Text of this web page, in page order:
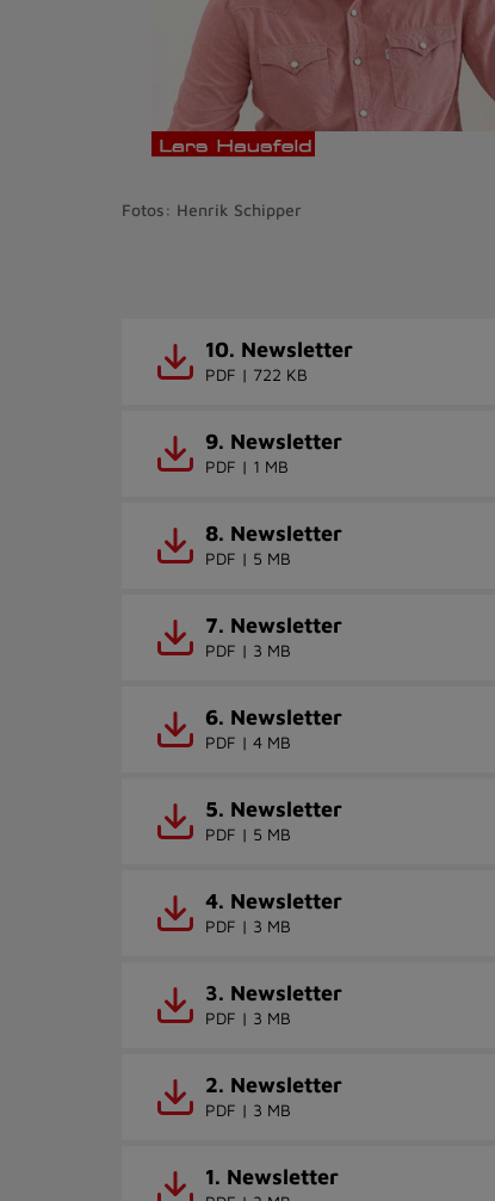
Fotos: Henrik Schipper
10. Newsletter
PDF | 722 KB
9. Newsletter
PDF | 1 MB
8. Newsletter
PDF | 5 MB
7. Newsletter
PDF | 3 MB
6. Newsletter
PDF | 4 MB
5. Newsletter
PDF | 5 MB
4. Newsletter
PDF | 3 MB
3. Newsletter
PDF | 3 MB
2. Newsletter
PDF | 3 MB
1. Newsletter